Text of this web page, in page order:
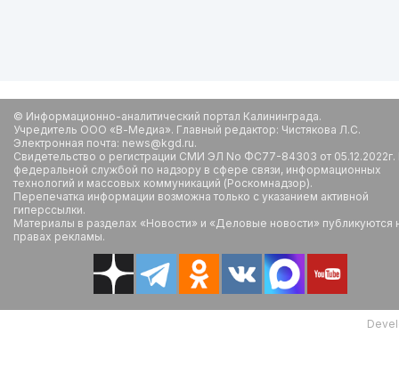
© Информационно-аналитический портал Калининграда.
Учредитель ООО «В-Медиа». Главный редактор: Чистякова Л.С.
Электронная почта: news@kgd.ru.
Свидетельство о регистрации СМИ ЭЛ No ФС77-84303 от
федеральной службой по надзору в сфере связи, информационных
технологий и массовых коммуникаций (Роскомнадзор).
Перепечатка информации возможна только с указанием активной
гиперссылки.
Материалы в разделах «Новости» и «Деловые новости» публикуются
правах рекламы.